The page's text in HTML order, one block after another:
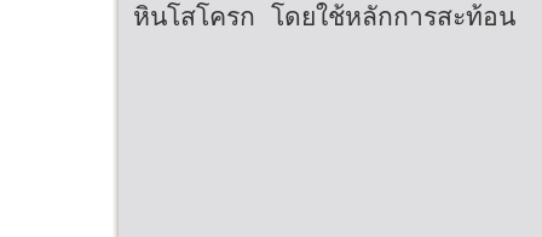
หินโสโครก โดยใช้หลักการสะท้อน